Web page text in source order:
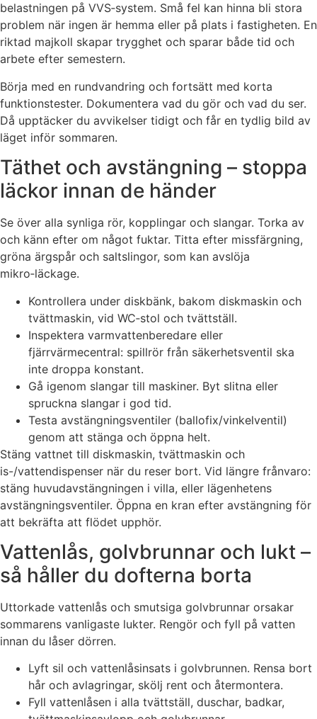
belastningen på VVS‑system. Små fel kan hinna bli stora
problem när ingen är hemma eller på plats i fastigheten. En
riktad majkoll skapar trygghet och sparar både tid och
arbete efter semestern.
Börja med en rundvandring och fortsätt med korta
funktionstester. Dokumentera vad du gör och vad du ser.
Då upptäcker du avvikelser tidigt och får en tydlig bild av
läget inför sommaren.
Täthet och avstängning – stoppa
läckor innan de händer
Se över alla synliga rör, kopplingar och slangar. Torka av
och känn efter om något fuktar. Titta efter missfärgning,
gröna ärgspår och saltslingor, som kan avslöja
mikro‑läckage.
Kontrollera under diskbänk, bakom diskmaskin och
tvättmaskin, vid WC‑stol och tvättställ.
Inspektera varmvattenberedare eller
fjärrvärmecentral: spillrör från säkerhetsventil ska
inte droppa konstant.
Gå igenom slangar till maskiner. Byt slitna eller
spruckna slangar i god tid.
Testa avstängningsventiler (ballofix/vinkelventil)
genom att stänga och öppna helt.
Stäng vattnet till diskmaskin, tvättmaskin och
is-/vattendispenser när du reser bort. Vid längre frånvaro:
stäng huvudavstängningen i villa, eller lägenhetens
avstängningsventiler. Öppna en kran efter avstängning för
att bekräfta att flödet upphör.
Vattenlås, golvbrunnar och lukt –
så håller du dofterna borta
Uttorkade vattenlås och smutsiga golvbrunnar orsakar
sommarens vanligaste lukter. Rengör och fyll på vatten
innan du låser dörren.
Lyft sil och vattenlåsinsats i golvbrunnen. Rensa bort
hår och avlagringar, skölj rent och återmontera.
Fyll vattenlåsen i alla tvättställ, duschar, badkar,